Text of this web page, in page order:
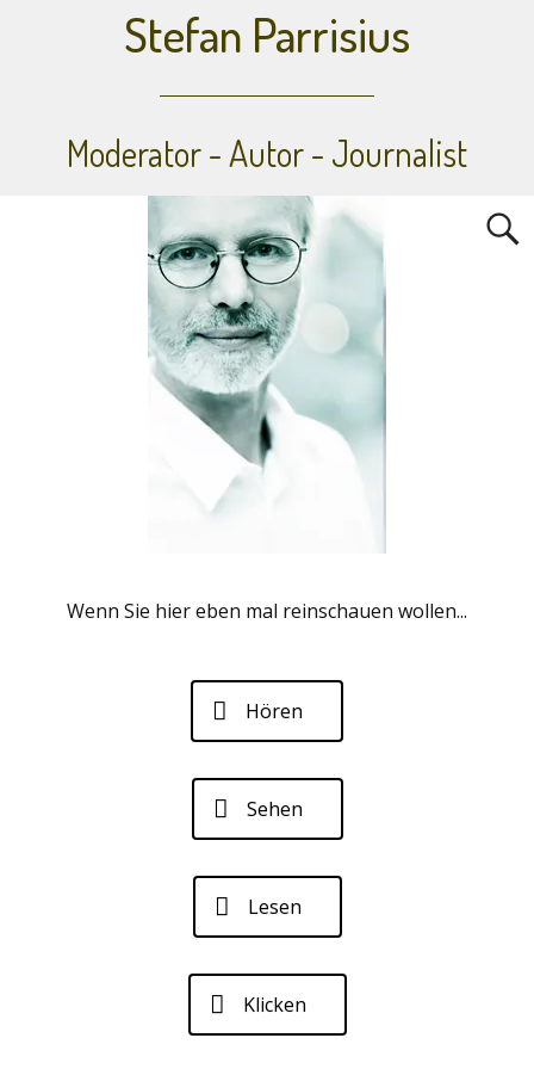
Stefan Parrisius
Moderator - Autor - Journalist
Wenn Sie hier eben mal reinschauen wollen...
Hören
Sehen
Lesen
Klicken